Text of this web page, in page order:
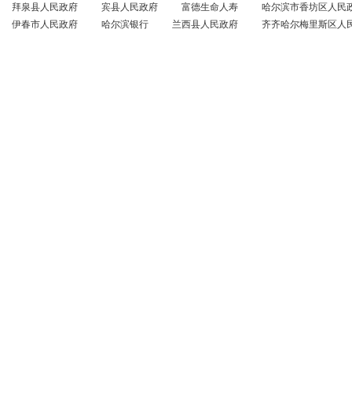
拜泉县人民政府
宾县人民政府 富德生命人寿
哈尔滨市香坊区人民
伊春市人民政府
哈尔滨银行 兰西县人民政府 齐齐哈尔梅里斯区人